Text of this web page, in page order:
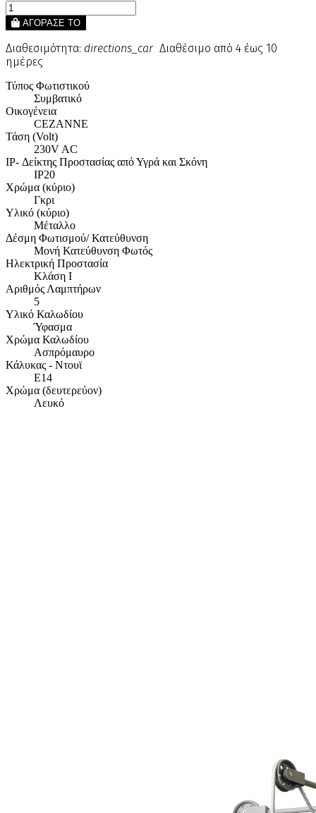
ΑΓΟΡΑΣΕ ΤΟ
Διαθεσιμότητα: directions_car Διαθέσιμο από 4 έως 10
ημέρες
Τύπος Φωτιστικού
Συμβατικό
Οικογένεια
CEZANNE
Τάση (Volt)
230V AC
IP- Δείκτης Προστασίας από Υγρά και Σκόνη
IP20
Χρώμα (κύριο)
Γκρι
Υλικό (κύριο)
Μέταλλο
Δέσμη Φωτισμού/ Κατεύθυνση
Μονή Κατεύθυνση Φωτός
Ηλεκτρική Προστασία
Κλάση Ι
Αριθμός Λαμπτήρων
5
Υλικό Καλωδίου
Ύφασμα
Χρώμα Καλωδίου
Ασπρόμαυρο
Κάλυκας - Ντουϊ
E14
Χρώμα (δευτερεύον)
Λευκό